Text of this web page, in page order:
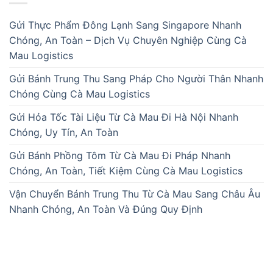
Gửi Thực Phẩm Đông Lạnh Sang Singapore Nhanh
Chóng, An Toàn – Dịch Vụ Chuyên Nghiệp Cùng Cà
Mau Logistics
Gửi Bánh Trung Thu Sang Pháp Cho Người Thân Nhanh
Chóng Cùng Cà Mau Logistics
Gửi Hỏa Tốc Tài Liệu Từ Cà Mau Đi Hà Nội Nhanh
Chóng, Uy Tín, An Toàn
Gửi Bánh Phồng Tôm Từ Cà Mau Đi Pháp Nhanh
Chóng, An Toàn, Tiết Kiệm Cùng Cà Mau Logistics
Vận Chuyển Bánh Trung Thu Từ Cà Mau Sang Châu Âu
Nhanh Chóng, An Toàn Và Đúng Quy Định